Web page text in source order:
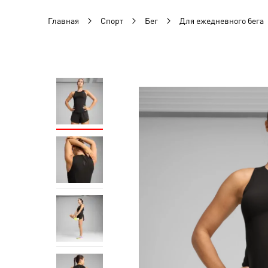
Главная Спорт Бег Для ежедневного бега